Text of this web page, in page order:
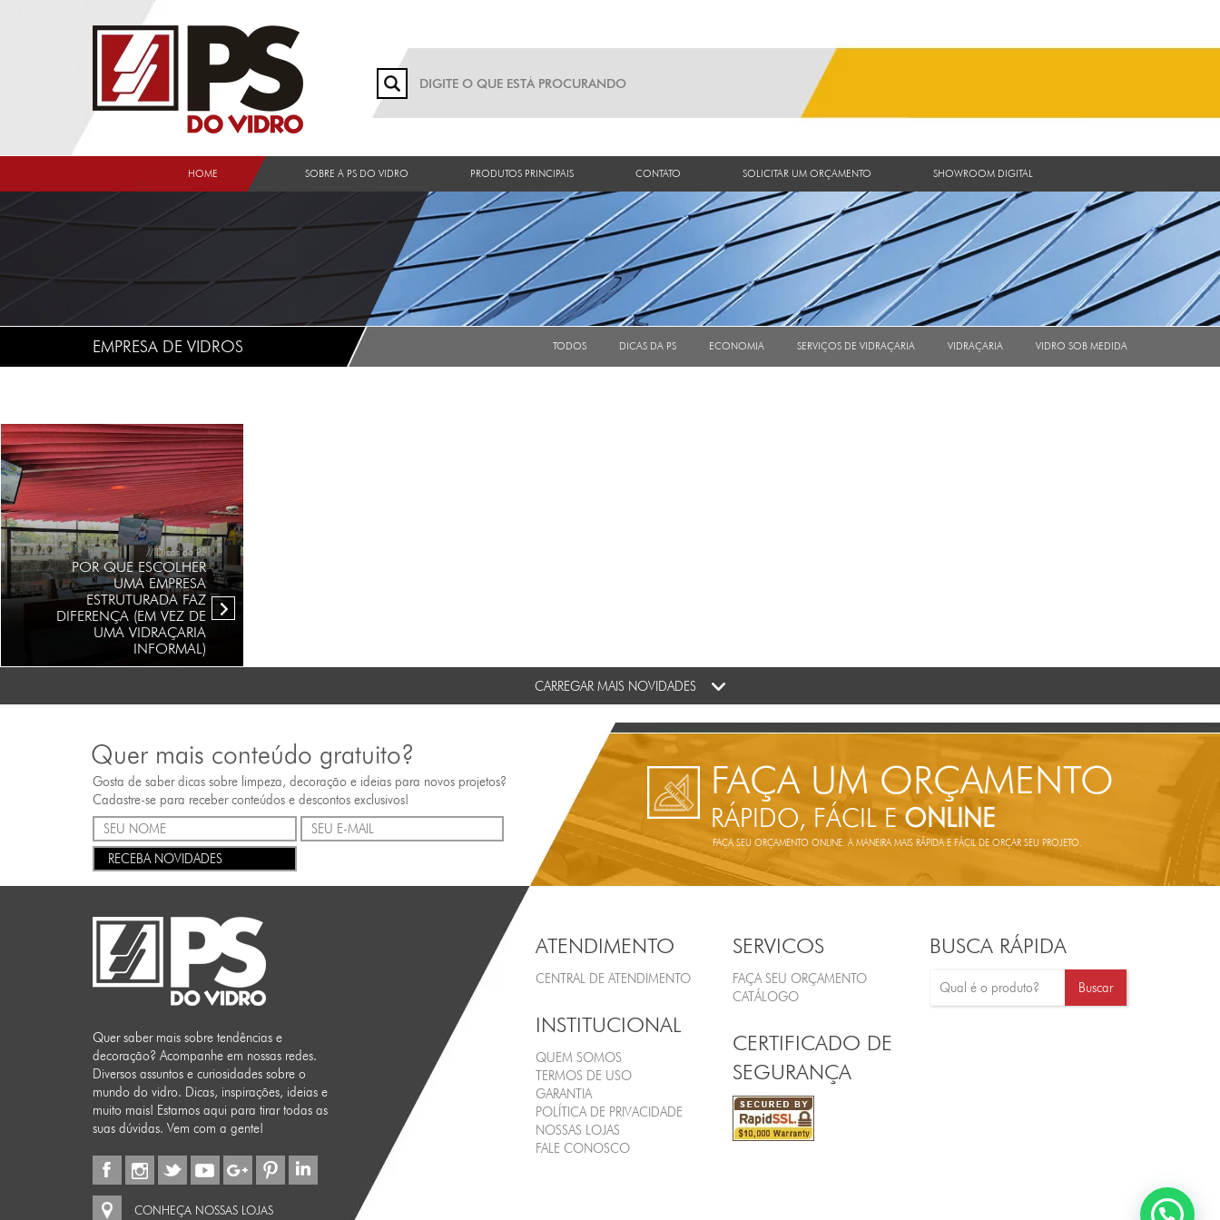
HOME SOBRE A PS DO VIDRO PRODUTOS PRINCIPAIS CONTATO SOLICITAR UM ORÇAMENTO SHOWROOM DIGITAL
EMPRESA DE VIDROS TODOS DICAS DA PS ECONOMIA SERVIÇOS DE VIDRAÇARIA VIDRAÇARIA VIDRO SOB MEDIDA
// Dicas da PS
POR QUE ESCOLHER
UMA EMPRESA
ESTRUTURADA FAZ
DIFERENÇA (EM VEZ DE
UMA VIDRAÇARIA
INFORMAL)
CARREGAR MAIS NOVIDADES
Quer mais conteúdo gratuito?
Gosta de saber dicas sobre limpeza, decoração e ideias para novos projetos?
Cadastre-se para receber conteúdos e descontos exclusivos!
RECEBA NOVIDADES
FAÇA UM ORÇAMENTO
RÁPIDO, FÁCIL EONLINE
FAÇA SEU ORÇAMENTO ONLINE. A MANEIRA MAIS RÁPIDA E FÁCIL DE ORÇAR SEU PROJETO.
Quer saber mais sobre tendências e
decoração? Acompanhe em nossas redes.
Diversos assuntos e curiosidades sobre o
mundo do vidro. Dicas, inspirações, ideias e
muito mais! Estamos aqui para tirar todas as
suas dúvidas. Vem com a gente!
CONHEÇA NOSSAS LOJAS
ATENDIMENTO
CENTRAL DE ATENDIMENTO
INSTITUCIONAL
QUEM SOMOS
TERMOS DE USO
GARANTIA
POLÍTICA DE PRIVACIDADE
NOSSAS LOJAS
FALE CONOSCO
SERVICOS
FAÇA SEU ORÇAMENTO
CATÁLOGO
CERTIFICADO DE
SEGURANÇA
BUSCA RÁPIDA